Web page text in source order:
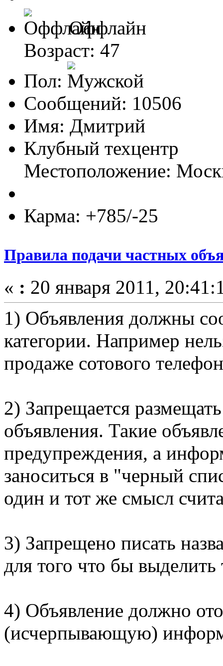
Оффлайн
Возраст: 47
Пол:
Сообщений: 10506
Имя: Дмитрий
Клубный техцентр
Местоположение:
Карма: +785/-25
Правила подачи частных
« : 20 января 2011,
1) Объявления должны
категории. Например
продаже сотового
2) Запрещается
объявления. Такие
предупреждения, а
заноситься в "черный
один и тот же смысл
3) Запрещено писать
для того что бы
4) Объявление должно
(исчерпывающую)